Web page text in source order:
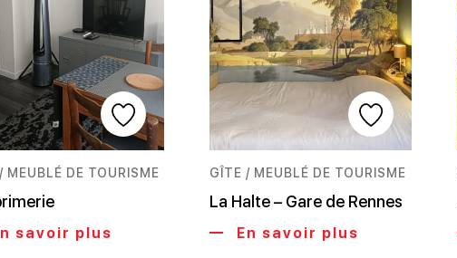
MEUBLÉ DE TOURISME
savoir plus
GÎTE / MEUBLÉ DE TOURISME
La Halte – Gare de Rennes
En savoir plus